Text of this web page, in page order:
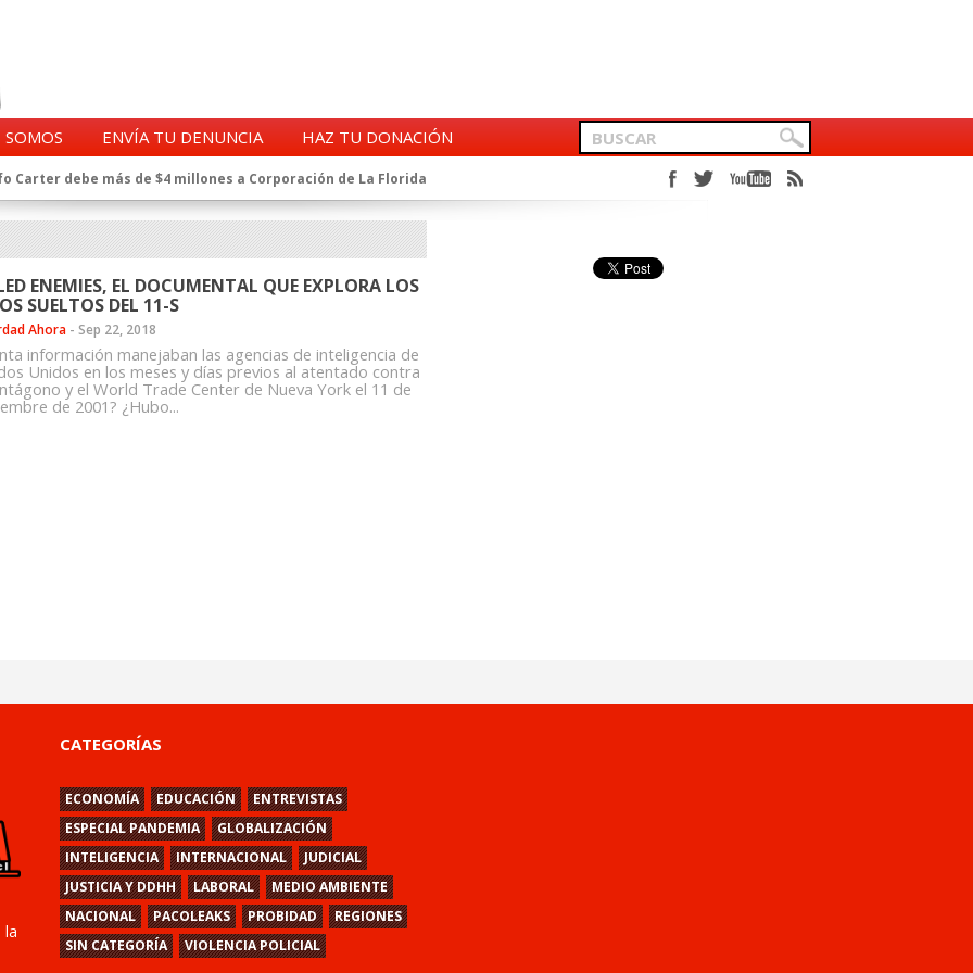
ENVÍA TU DENUNCIA
HAZ TU DONACIÓN
Carter debe más de $4 millones a Corporación de La Florida
de la CIA en Chile tras archivos desclasificados por Trump
exprefecto de Carabineros de Talca por supuesto fraude al
al Alto Mando de la PDI
de Carabineros en el ajedrez del caso Huracán
imputado en caso Huracán, según chats en poder de la Fiscalía
vínculos con jueces del Grupo Arauco de Angelini
La denuncia que Carabineros ignoró
a Clínica Las Condes, vinculada al ministro Jaime Mañalich
de oficiales de la FACH recontratados por la DGAC
ENEMIES, EL DOCUMENTAL QUE EXPLORA LOS
SUELTOS DEL 11-S
Ahora - Sep 22, 2018
información manejaban las agencias de inteligencia de
Unidos en los meses y días previos al atentado contra
y el World Trade Center de Nueva York el 11 de
de 2001? ¿Hubo...
la
CATEGORÍAS
ECONOMÍA EDUCACIÓN
ENTREVISTAS
ESPECIAL PANDEMIA
GLOBALIZACIÓN
INTELIGENCIA
INTERNACIONAL
JUDICIAL
JUSTICIA Y DDHH
LABORAL
MEDIO AMBIENTE
NACIONAL
PACOLEAKS PROBIDAD
REGIONES
SIN CATEGORÍA
VIOLENCIA POLICIAL